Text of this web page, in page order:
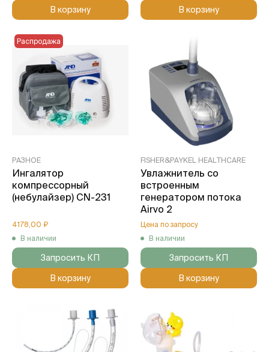
В корзину В корзину
РАЗНОЕ
Ингалятор
компрессорный
(небулайзер) CN-231
4178,00 ₽
В наличии
Распродажа
Запросить КП
В корзину
FISHER&PAYKEL HEALTHCARE
Увлажнитель со
встроенным
генератором потока
Airvo 2
Цена по запросу
В наличии
Запросить КП
В корзину